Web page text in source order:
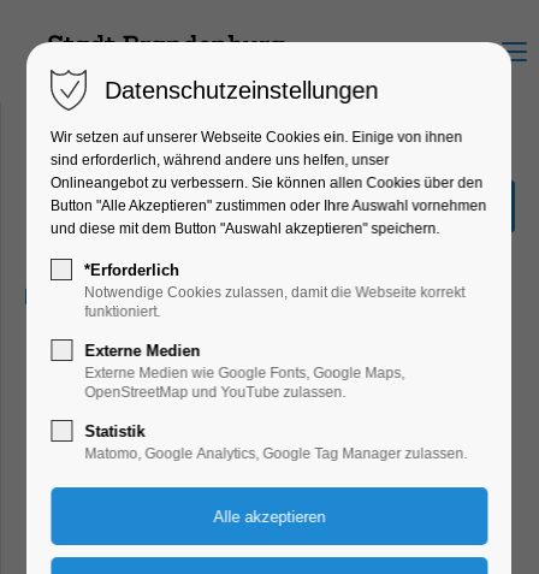
Menu
Schatz der Piraten
Kinder, Jugend
25.05.2024, 18:00–19:30
Für Zuschauer ab 5 Jahren
Der ziemlich abgehalfterte Seeräuber-Kapitän Jack möchte
nach einer durchzechten Nacht seinen knurrenden Magen
mit einer Fisch-Mahlzeit zum Schweigen bringen. Doch
leider ist ihm das Anglerglück nicht sehr hold.
Nach erfolglosen Versuchen hängt schließlich nur eine
Datenschutzeinstellungen
Wir setzen auf unserer Webseite Cookies ein. Einige von ihnen
sind erforderlich, während andere uns helfen, unser
Onlineangebot zu verbessern. Sie können allen Cookies über den
Button "Alle Akzeptieren" zustimmen oder Ihre Auswahl vornehmen
und diese mit dem Button "Auswahl akzeptieren" speichern.
*Erforderlich
Notwendige Cookies zulassen, damit die Webseite korrekt
funktioniert.
Externe Medien
Externe Medien wie Google Fonts, Google Maps,
OpenStreetMap und YouTube zulassen.
Statistik
Matomo, Google Analytics, Google Tag Manager zulassen.